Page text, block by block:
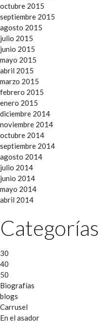
octubre 2015
septiembre 2015
agosto 2015
julio 2015
junio 2015
mayo 2015
abril 2015
marzo 2015
febrero 2015
enero 2015
diciembre 2014
noviembre 2014
octubre 2014
septiembre 2014
agosto 2014
julio 2014
junio 2014
mayo 2014
abril 2014
Categorías
30
40
50
Biografías
blogs
Carrusel
En el asador